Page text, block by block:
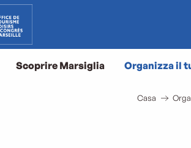
Scoprire Marsiglia Organizza il
Casa